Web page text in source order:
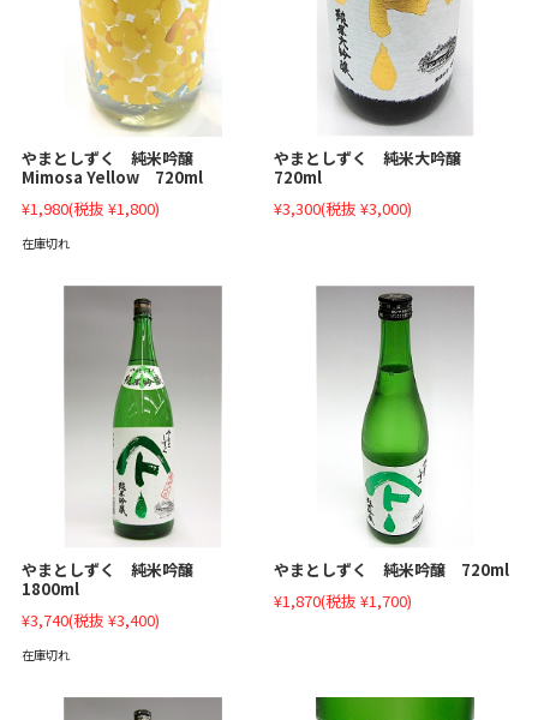
やまとしずく 純米吟醸
Mimosa Yellow 720ml
¥1,980(税抜 ¥1,800)
在庫切れ
やまとしずく 純米大吟醸
720ml
¥3,300(税抜 ¥3,000)
やまとしずく 純米吟醸
1800ml
¥3,740(税抜 ¥3,400)
在庫切れ
やまとしずく 純米吟醸 720ml
¥1,870(税抜 ¥1,700)